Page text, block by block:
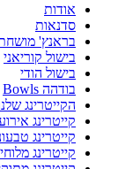
אודות
סדנאות
בראנץ'
בישול קוריאני
בישול הודי
בודהה Bowls
הקייטרינג
קייטרינג
קייטרינג
קייטרינג